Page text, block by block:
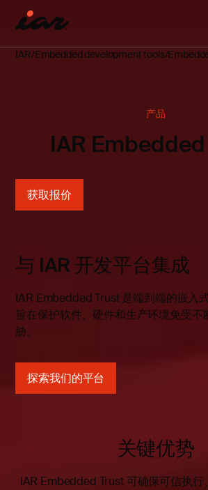
IAR Embedded development tools
产品
IAR
获取报价
与 IAR 开发平台集成
IAR Embedded Trust 是端到端的嵌入
旨在保护软件、硬件和生产环境免受不
胁。
探索我们的平台
关键优势
IAR Embedded Trust 可确保可信执行